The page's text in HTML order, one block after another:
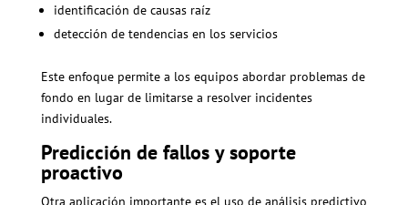
identificación de causas raíz
detección de tendencias en los servicios
Este enfoque permite a los equipos abordar problemas de
fondo en lugar de limitarse a resolver incidentes
individuales.
Predicción de fallos y soporte
proactivo
Otra aplicación importante es el uso de análisis predictivo